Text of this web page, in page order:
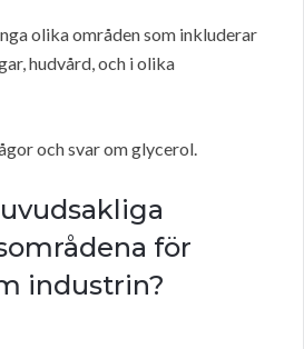
olika områden som inkluderar
hudvård, och i olika
och svar om glycerol.
för
industrin?